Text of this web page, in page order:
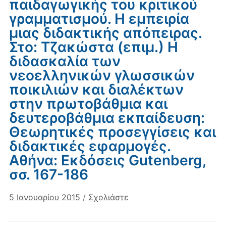
παιδαγωγικής του κριτικού
γραμματισμού. Η εμπειρία
μιας διδακτικής απόπειρας.
Στο: Τζακώστα (επιμ.) Η
διδασκαλία των
νεοελληνικών γλωσσικών
ποικιλιών και διαλέκτων
στην πρωτοβάθμια και
δευτεροβάθμια εκπαίδευση:
Θεωρητικές προσεγγίσεις και
διδακτικές εφαρμογές.
Αθήνα: Εκδόσεις Gutenberg,
σσ. 167-186
5 Ιανουαρίου 2015 / Σχολιάστε